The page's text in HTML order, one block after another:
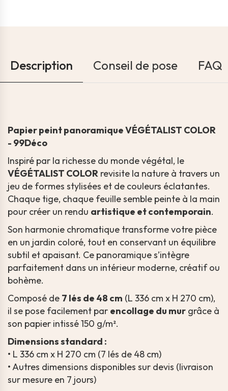
Description Conseil de pose FAQ
Papier peint panoramique VÉGÉTALIST COLOR
- 99Déco
Inspiré par la richesse du monde végétal, le
VÉGÉTALIST COLOR revisite la nature à travers un
jeu de formes stylisées et de couleurs éclatantes.
Chaque tige, chaque feuille semble peinte à la main
pour créer un rendu artistique et contemporain.
Son harmonie chromatique transforme votre pièce
en un jardin coloré, tout en conservant un équilibre
subtil et apaisant. Ce panoramique s’intègre
parfaitement dans un intérieur moderne, créatif ou
bohème.
Composé de 7 lés de 48 cm (L 336 cm x H 270 cm),
il se pose facilement par encollage du mur grâce à
son papier intissé 150 g/m².
Dimensions standard :
• L 336 cm x H 270 cm (7 lés de 48 cm)
• Autres dimensions disponibles sur devis (livraison
sur mesure en 7 jours)